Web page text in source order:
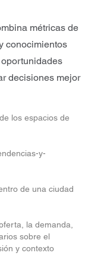
métricas de
conocimientos
decisiones mejor
los espacios de
y-
de una ciudad
la demanda,
sobre el
y contexto